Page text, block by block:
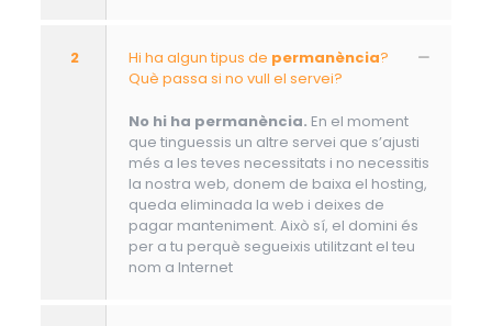
2 Hi ha algun tipus de permanència?
Què passa si no vull el servei?
No hi ha permanència. En el moment
que tinguessis un altre servei que s’ajusti
més a les teves necessitats i no necessitis
la nostra web, donem de baixa el hosting,
queda eliminada la web i deixes de
pagar manteniment. Això sí, el domini és
per a tu perquè segueixis utilitzant el teu
nom a Internet